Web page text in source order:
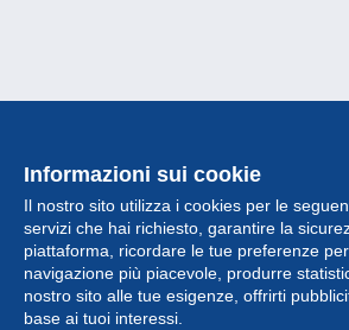
Informazioni sui cookie
Il nostro sito utilizza i cookies per le
servizi che hai richiesto, garantire la
piattaforma, ricordare le tue preferenze
navigazione più piacevole, produrre
nostro sito alle tue esigenze, offrirti
base ai tuoi interessi.
Collezione